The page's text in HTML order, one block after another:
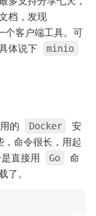
档，发现
个客户端工具。可
体说下 minio
的 Docker
安
命令很长，用起
直接用 Go
命
了。